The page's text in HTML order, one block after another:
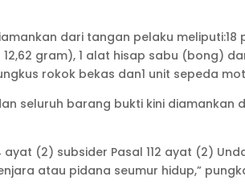
dari tangan pelaku
gram), 1 alat hisap sabu (bong)
rokok bekas dan1 unit sepeda
seluruh barang bukti kini
ayat (2) subsider Pasal 112 ayat (2)
atau pidana seumur hidup,”